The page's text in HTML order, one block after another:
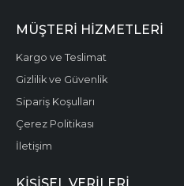
MÜŞTERI HIZMETLERI
Kargo ve Teslimat
Gizlilik ve Güvenlik
Sipariş Koşulları
Çerez Politikası
İletişim